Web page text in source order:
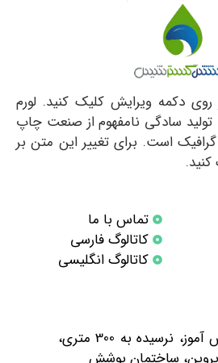
روی دکمه ویرایش کلیک کنید. لورم
سادگی نامفهوم از صنعت چاپ
گرافیک است. برای تغییر این متن بر
تماس با ما
کاتالوگ فارسی
کاتالوگ انگلیسی
کرج، مهرویلا، بلوار دانش آموز، نرسیده به 300 متری،
ساختمان پوشش